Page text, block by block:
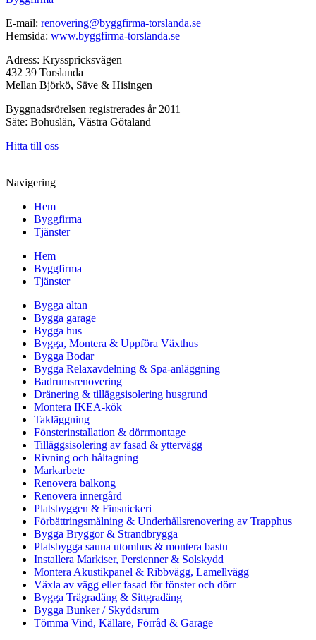
E-mail: renovering@byggfirma-torslanda.se
Hemsida: www.byggfirma-torslanda.se
Adress: Krysspricksvägen
432 39 Torslanda
Mellan Björkö, Säve & Hisingen
Byggnadsrörelsen registrerades år 2011
Säte: Bohuslän, Västra Götaland
Hitta till oss
Navigering
Hem
Byggfirma
Tjänster
Hem
Byggfirma
Tjänster
Bygga altan
Bygga garage
Bygga hus
Bygga, Montera & Uppföra Växthus
Bygga Bodar
Bygga Relaxavdelning & Spa-anläggning
Badrumsrenovering
Dränering & tilläggsisolering husgrund
Montera IKEA-kök
Takläggning
Fönsterinstallation & dörrmontage
Tilläggsisolering av fasad & yttervägg
Rivning och håltagning
Markarbete
Renovera balkong
Renovera innergård
Platsbyggen & Finsnickeri
Förbättringsmålning & Underhållsrenovering av Trapphus
Bygga Bryggor & Strandbrygga
Platsbygga sauna utomhus & montera bastu
Installera Markiser, Persienner & Solskydd
Montera Akustikpanel & Ribbvägg, Lamellvägg
Växla av vägg eller fasad för fönster och dörr
Bygga Trägradäng & Sittgradäng
Bygga Bunker / Skyddsrum
Tömma Vind, Källare, Förråd & Garage